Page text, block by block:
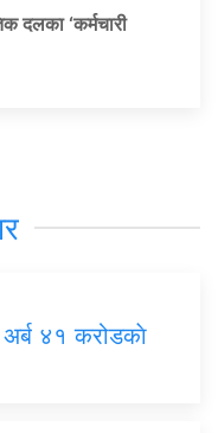
दलका ‘कर्मचारी
अर्ब ४१ करोडकाे